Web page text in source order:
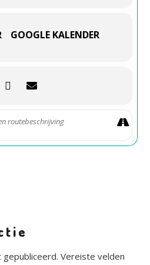
GOOGLE KALENDER
Vereiste velden